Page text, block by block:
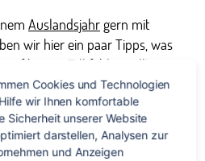
Auslandsjahr gern mit
wir hier ein paar Tipps, was
keinen Fall fehlen sollte:
T-Shirts
Cookies und Technologien
wir Ihnen komfortable
Sicherheit unserer Website
darstellen, Analysen zur
und Anzeigen